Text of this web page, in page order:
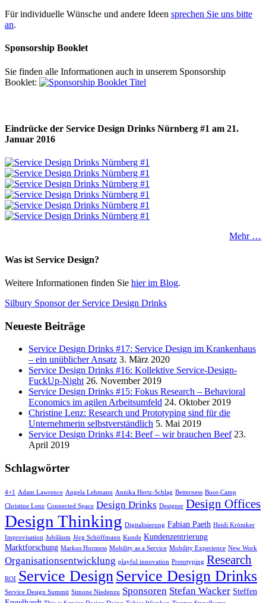
Für individuelle Wünsche und andere Ideen sprechen Sie uns bitte
an.
Sponsorship Booklet
Sie finden alle Informationen auch in unserem Sponsorship
Booklet:
Eindrücke der Service Design Drinks Nürnberg #1 am 21.
Januar 2016
Mehr …
Was ist Service Design?
Weitere Informationen finden Sie hier im Blog.
Silbury Sponsor der Service Design Drinks
Neueste Beiträge
Service Design Drinks #17: Service Design im Krankenhaus
– ein unüblicher Ansatz 3. März 2020
Service Design Drinks #16: Kollektive Service-Design-
FuckUp-Night 26. November 2019
Service Design Drinks #15: Fokus Research – Behavioral
Economics im agilen Arbeitsumfeld 24. Oktober 2019
Christine Lenz: Research und Prototyping sind für die
Unternehmerin selbstverständlich 5. Mai 2019
Service Design Drinks #14: Beef – wir brauchen Beef 23.
April 2019
Schlagwörter
4+1 Adam Lawrence Angela Lehmann Annika Hertz-Schlag Betterness Boot-Camp
Christine Lenz Connected Space Design Drinks Designer Design Offices
Design Thinking Digitalisierung Fabian Paeth Heidi Krömker
Improvisation Jubiläum Jörg Schöffmann Kunde Kundenzentrierung
Marktforschung Markus Hormess Mobility as a Service Mobility Experience New Work
Organisationsentwicklung playful innovation Prototyping Research
ROI Service Design Service Design Drinks
Service Design Summit Simone Niedenzu Sponsoren Stefan Wacker Steffen